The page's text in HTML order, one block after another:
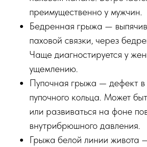
преимущественно у мужчин.
Бедренная грыжа —
паховой связки, через
Чаще диагностируется у
ущемлению.
Пупочная грыжа — дефект в
пупочного кольца. Может
или развиваться на фоне
внутрибрюшного давления.
Грыжа белой линии живота